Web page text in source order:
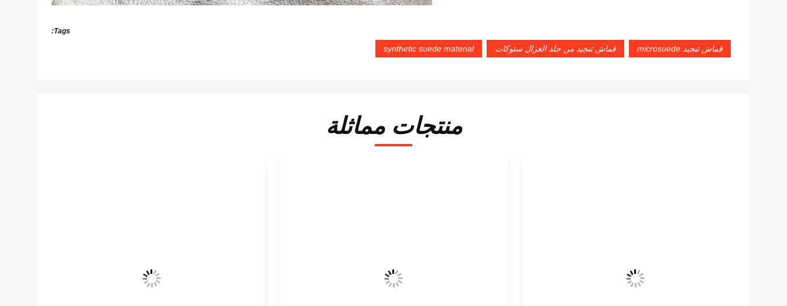
Tags:
قماش تنجيد microsuede قماش تنجيد من جلد الغزال ستوكات synthetic suede material
منتجات مماثلة